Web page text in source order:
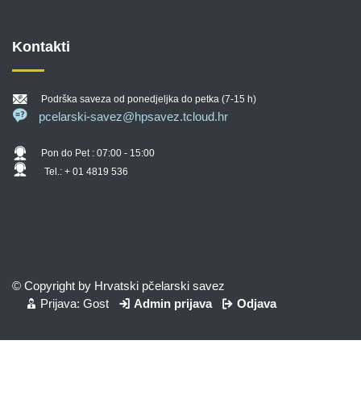
Kontakti
Podrška saveza od ponedjeljka do petka (7-15 h)
pcelarski-savez@hpsavez.tcloud.hr
Pon do Pet : 07:00 - 15:00
Tel.: + 01 4819 536
© Copyright by Hrvatski pčelarski savez
Prijava: Gost
Admin prijava Odjava